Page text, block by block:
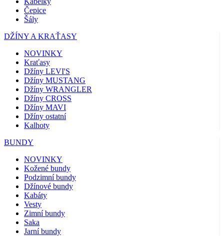
Čepice
Šály
DŽÍNY A KRAŤASY
NOVINKY
Kraťasy
Džíny LEVI'S
Džíny MUSTANG
Džíny WRANGLER
Džíny CROSS
Džíny MAVI
Džíny ostatní
Kalhoty
BUNDY
NOVINKY
Kožené bundy
Podzimní bundy
Džínové bundy
Kabáty
Vesty
Zimní bundy
Saka
Jarní bundy